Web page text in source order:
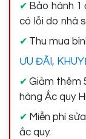
✔ Bảo hành 1
có lỗi do nhà
✔ Thu mua
ƯU ĐÃI,
✔ Giảm thêm
hàng Ắc quy
✔ Miễn phí
ắc quy.